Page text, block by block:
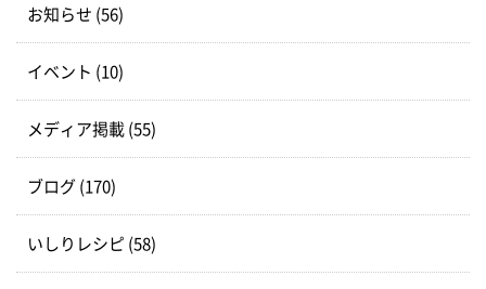
お知らせ (56)
イベント (10)
メディア掲載 (55)
ブログ (170)
いしりレシピ (58)